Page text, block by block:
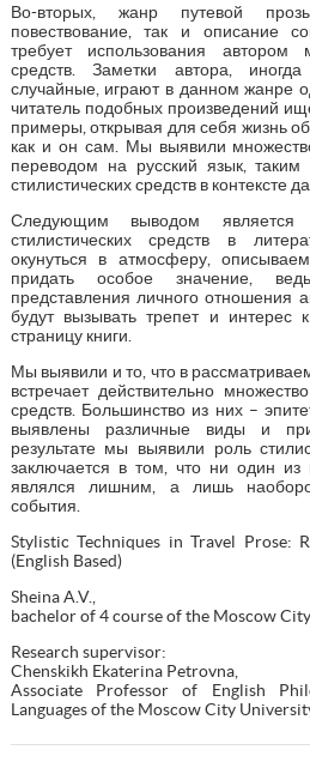
Во-вторых, жанр путевой
повествование, так и описание
требует использования автором
средств. Заметки автора,
случайные, играют в данном жанре
читатель подобных произведений
примеры, открывая для себя жизнь
как и он сам. Мы выявили
переводом на русский язык,
стилистических средств в контексте
Следующим выводом является
стилистических средств в
окунуться в атмосферу,
придать особое значение,
представления личного отношения
будут вызывать трепет и интерес
страницу книги.
Мы выявили и то, что в
встречает действительно
средств. Большинство из них –
выявлены различные виды и
результате мы выявили роль
заключается в том, что ни один
являлся лишним, а лишь
события.
Stylistic Techniques in Travel Prose:
(English Based)
Sheina A.V.,
bachelor of 4 course of the Moscow
Research supervisor:
Chenskikh Ekaterina Petrovna,
Associate Professor of English
Languages of the Moscow City